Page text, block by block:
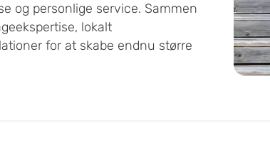
og personlige service. Sammen
lokalt
for at skabe endnu større